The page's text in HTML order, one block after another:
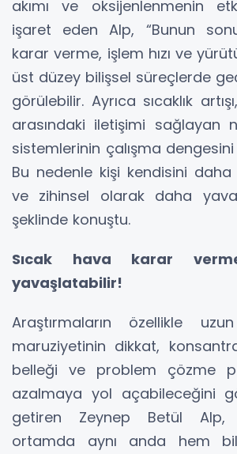
akımı ve oksijenlenmenin
işaret eden Alp, “Bunun
karar verme, işlem hızı ve
üst düzey bilişsel süreçlerde
görülebilir. Ayrıca sıcaklık
arasındaki iletişimi sağlayan
sistemlerinin çalışma
Bu nedenle kişi kendisini daha
ve zihinsel olarak daha
şeklinde konuştu.
Sıcak hava karar
yavaşlatabilir!
Araştırmaların özellikle
maruziyetinin dikkat,
belleği ve problem çözme
azalmaya yol açabileceğini
getiren Zeynep Betül Alp,
ortamda aynı anda hem